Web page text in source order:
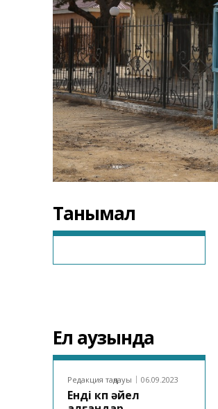
Танымал
Ел аузында
Редакция таңдауы 06.09.2023
Енді көп әйел